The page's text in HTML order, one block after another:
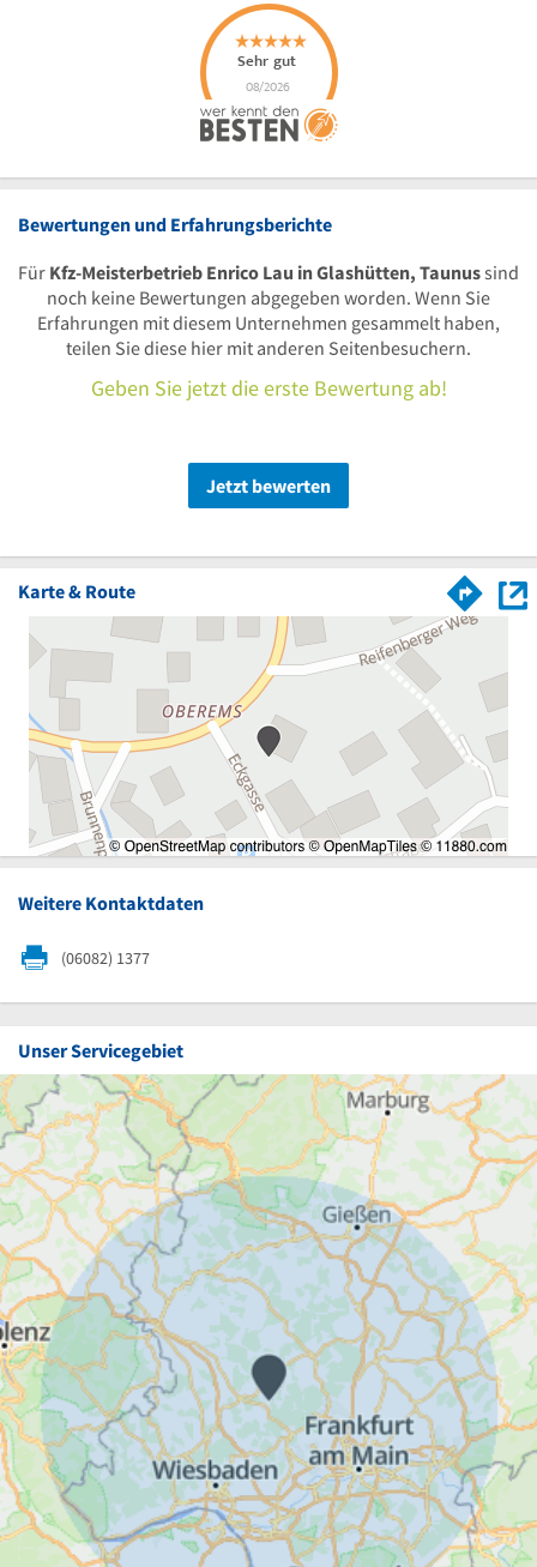
Bewertungen und Erfahrungsberichte
Für Kfz-Meisterbetrieb Enrico Lau in Glashütten, Taunussind
noch keine Bewertungen abgegeben worden. Wenn Sie
Erfahrungen mit diesem Unternehmen gesammelt haben,
teilen Sie diese hier mit anderen Seitenbesuchern.
Geben Sie jetzt die erste Bewertung ab!
Jetzt bewerten
Karte & Route
Weitere Kontaktdaten
(06082) 1377
Unser Servicegebiet